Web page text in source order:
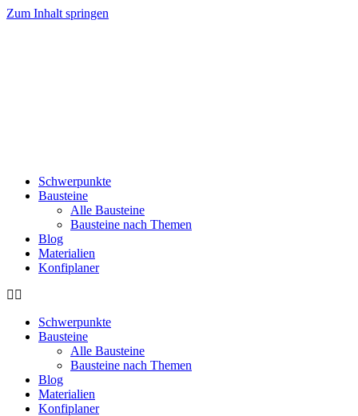
Zum Inhalt springen
Schwerpunkte
Bausteine
Alle Bausteine
Bausteine nach Themen
Blog
Materialien
Konfiplaner
Schwerpunkte
Bausteine
Alle Bausteine
Bausteine nach Themen
Blog
Materialien
Konfiplaner